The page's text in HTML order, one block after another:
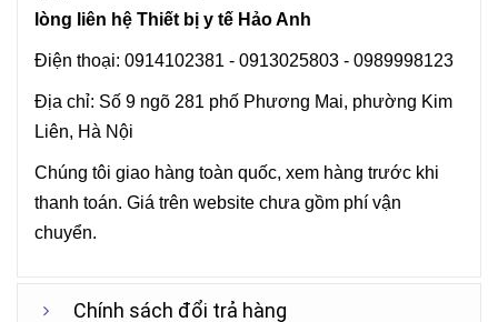
lòng liên hệ Thiết bị y tế Hảo Anh
Điện thoại: 0914102381 - 0913025803 - 0989998123
Địa chỉ: Số 9 ngõ 281 phố Phương Mai, phường Kim
Liên, Hà Nội
Chúng tôi giao hàng toàn quốc, xem hàng trước khi
thanh toán. Giá trên website chưa gồm phí vận
chuyển.
Chính sách đổi trả hàng